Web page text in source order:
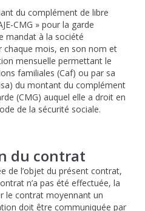
du complément de libre
CMG » pour la garde
mandat à la société
chaque mois, en son nom et
mensuelle permettant le
familiales (Caf) ou par sa
du montant du complément
(CMG) auquel elle a droit en
de la sécurité sociale.
du contrat
de l’objet du présent contrat,
n’a pas été effectuée, la
le contrat moyennant un
doit être communiquée par